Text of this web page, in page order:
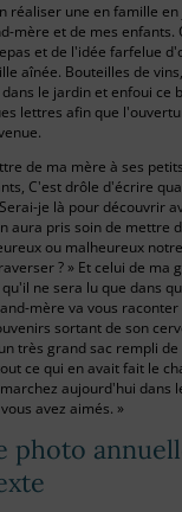
réaliser une en famille
mère et de mes enfants.
et de l'idée farfelue
aînée. Bouteilles de
le jardin et enfoui ce
lettres afin que
de ma mère à ses
C'est drôle d'écrire
je là pour découvrir
aura pris soin de mettre
ou malheureux
? » Et celui de ma
ne sera lu que dans
mère va vous raconter
sortant de son
très grand sac rempli
ce qui en avait fait le
aujourd'hui dans
avez aimés. »
photo